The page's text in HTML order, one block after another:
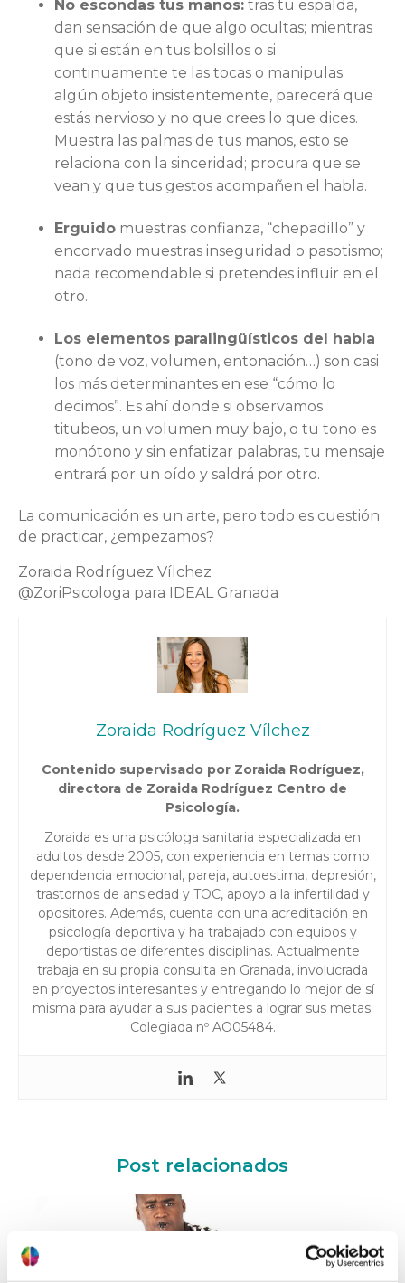
No escondas tus manos: tras tu espalda,
dan sensación de que algo ocultas; mientras
que si están en tus bolsillos o si
continuamente te las tocas o manipulas
algún objeto insistentemente, parecerá que
estás nervioso y no que crees lo que dices.
Muestra las palmas de tus manos, esto se
relaciona con la sinceridad; procura que se
vean y que tus gestos acompañen el habla.
Erguido muestras confianza, “chepadillo” y
encorvado muestras inseguridad o pasotismo;
nada recomendable si pretendes influir en el
otro.
Los elementos paralingüísticos del habla
(tono de voz, volumen, entonación…) son casi
los más determinantes en ese “cómo lo
decimos”. Es ahí donde si observamos
titubeos, un volumen muy bajo, o tu tono es
monótono y sin enfatizar palabras, tu mensaje
entrará por un oído y saldrá por otro.
La comunicación es un arte, pero todo es cuestión
de practicar, ¿empezamos?
Zoraida Rodríguez Vílchez
@ZoriPsicologa para IDEAL Granada
Zoraida Rodríguez Vílchez
Contenido supervisado por Zoraida Rodríguez,
directora de Zoraida Rodríguez Centro de
Psicología.
Zoraida es una psicóloga sanitaria especializada en
adultos desde 2005, con experiencia en temas como
dependencia emocional, pareja, autoestima, depresión,
trastornos de ansiedad y TOC, apoyo a la infertilidad y
opositores. Además, cuenta con una acreditación en
psicología deportiva y ha trabajado con equipos y
deportistas de diferentes disciplinas. Actualmente
trabaja en su propia consulta en Granada, involucrada
en proyectos interesantes y entregando lo mejor de sí
misma para ayudar a sus pacientes a lograr sus metas.
Colegiada nº AO05484.
Post relacionados